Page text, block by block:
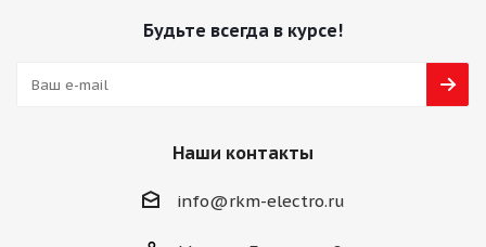
Будьте всегда в курсе!
Наши контакты
info@rkm-electro.ru